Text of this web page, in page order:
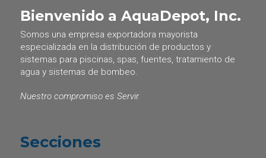
Bienvenido a AquaDepot, Inc.
Somos una empresa exportadora mayorista
especializada en la distribución de productos y
sistemas para piscinas, spas, fuentes, tratamiento de
agua y sistemas de bombeo.
Nuestro compromiso es Servir.
Secciones